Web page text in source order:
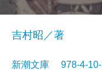
吉村昭／著
新潮文庫 978-4-